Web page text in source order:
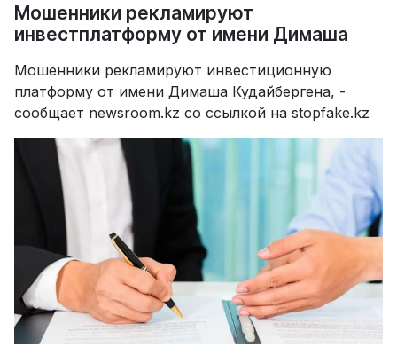
Мошенники рекламируют
инвестплатформу от имени Димаша
Мошенники рекламируют инвестиционную
платформу от имени Димаша Кудайбергена, -
сообщает newsroom.kz со ссылкой на stopfake.kz